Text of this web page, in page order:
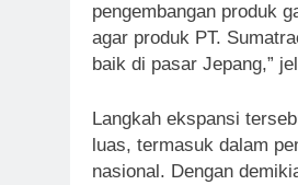
pengembangan produk
agar produk PT.
baik di pasar Jepang,”
Langkah ekspansi
luas, termasuk dalam
nasional. Dengan